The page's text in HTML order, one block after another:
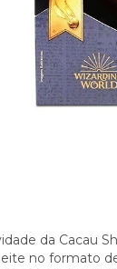
da Cacau
no formato